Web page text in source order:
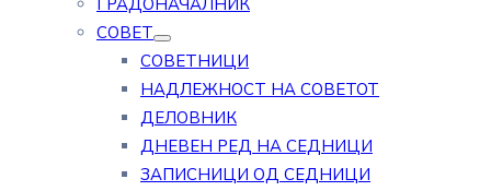
ГРАДОНАЧАЛНИК
СОВЕТ
СОВЕТНИЦИ
НАДЛЕЖНОСТ НА СОВЕТОТ
ДЕЛОВНИК
ДНЕВЕН РЕД НА СЕДНИЦИ
ЗАПИСНИЦИ ОД СЕДНИЦИ